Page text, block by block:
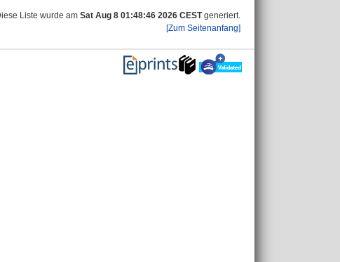
Liste wurde am Sat Aug 8 01:48:46 2026 CESTgeneriert.
[Zum Seitenanfang]